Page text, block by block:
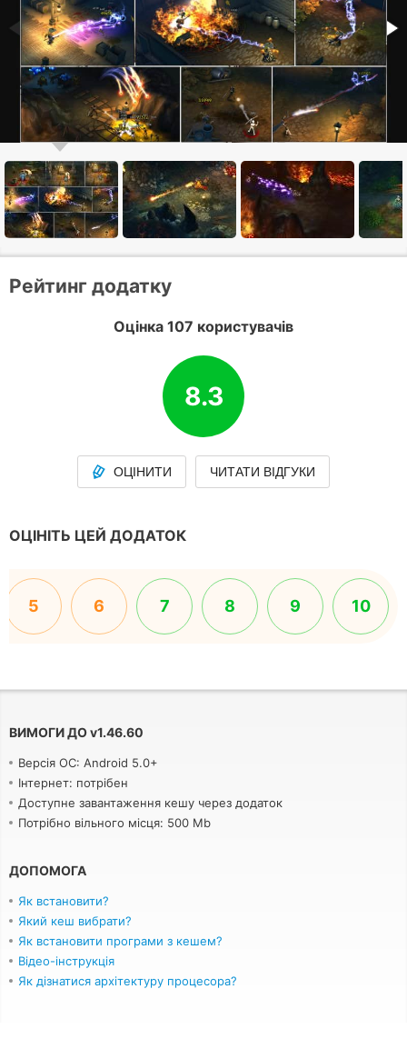
Рейтинг додатку
Оцінка 107 користувачів
8.3
ОЦІНИТИ ЧИТАТИ ВІДГУКИ
ОЦІНІТЬ ЦЕЙ ДОДАТОК
5 6 7 8 9 10
ВИМОГИ ДОv1.46.60
Версія ОС: Android 5.0+
Інтернет: потрібен
Доступне завантаження кешу через додаток
Потрібно вільного місця: 500 Mb
ДОПОМОГА
Як встановити?
Який кеш вибрати?
Як встановити програми з кешем?
Відео-інструкція
Як дізнатися архітектуру процесора?